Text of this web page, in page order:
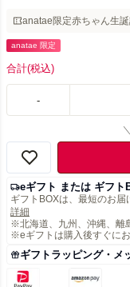
anatae限定赤ちゃん生
anatae 限定
合計(税込)
-
eギフト または ギフト
ギフトBOXは、最短のお届
詳細
※北海道、九州、沖縄、離
※eギフトは購入後すぐに
ギフトラッピング・メ